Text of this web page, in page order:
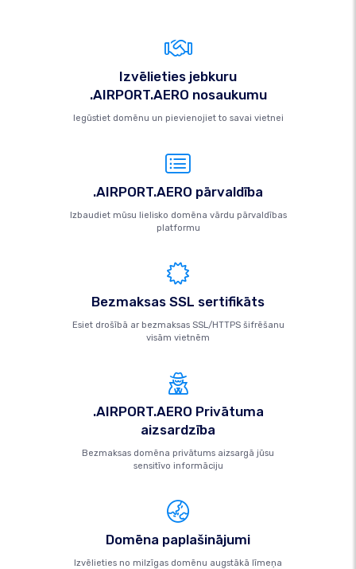
Izvēlieties jebkuru
.AIRPORT.AERO nosaukumu
Iegūstiet domēnu un pievienojiet to savai vietnei
.AIRPORT.AERO pārvaldība
Izbaudiet mūsu lielisko domēna vārdu pārvaldības
platformu
Bezmaksas SSL sertifikāts
Esiet drošībā ar bezmaksas SSL/HTTPS šifrēšanu
visām vietnēm
.AIRPORT.AERO Privātuma
aizsardzība
Bezmaksas domēna privātums aizsargā jūsu
sensitīvo informāciju
Domēna paplašinājumi
Izvēlieties no milzīgas domēnu augstākā līmeņa